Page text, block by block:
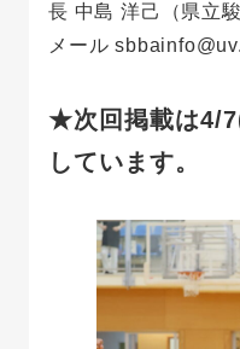
長 中島 洋己（県立
メール
★次回掲載は4/
しています。